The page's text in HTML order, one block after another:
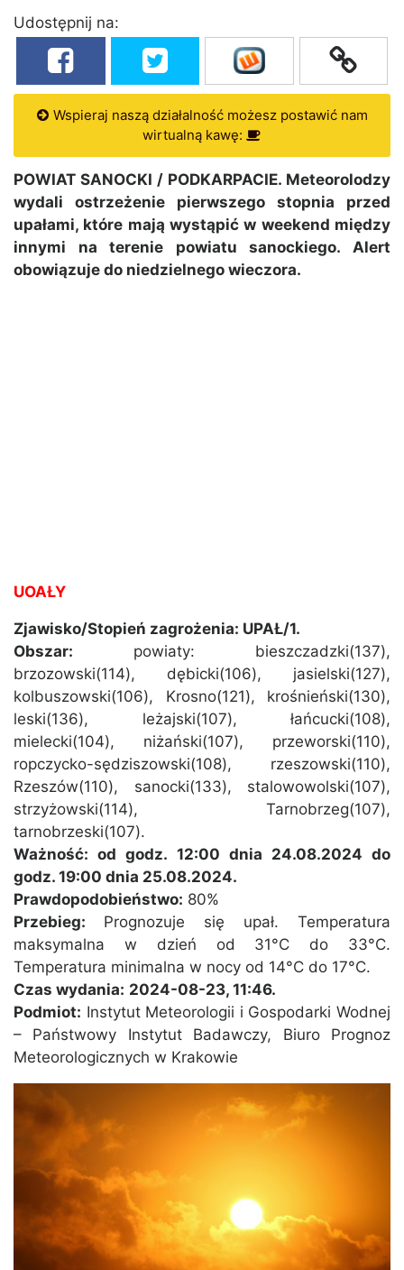
Udostępnij na:
Wspieraj naszą działalność możesz postawić nam
wirtualną kawę:
POWIAT SANOCKI / PODKARPACIE. Meteorolodzy
wydali ostrzeżenie pierwszego stopnia przed
upałami, które mają wystąpić w weekend między
innymi na terenie powiatu sanockiego. Alert
obowiązuje do niedzielnego wieczora.
UOAŁY
Zjawisko/Stopień zagrożenia: UPAŁ/1.
Obszar: powiaty: bieszczadzki(137),
brzozowski(114), dębicki(106), jasielski(127),
kolbuszowski(106), Krosno(121), krośnieński(130),
leski(136), leżajski(107), łańcucki(108),
mielecki(104), niżański(107), przeworski(110),
ropczycko-sędziszowski(108), rzeszowski(110),
Rzeszów(110), sanocki(133), stalowowolski(107),
strzyżowski(114), Tarnobrzeg(107),
tarnobrzeski(107).
Ważność: od godz. 12:00 dnia 24.08.2024 do
godz. 19:00 dnia 25.08.2024.
Prawdopodobieństwo: 80%
Przebieg: Prognozuje się upał. Temperatura
maksymalna w dzień od 31°C do 33°C.
Temperatura minimalna w nocy od 14°C do 17°C.
Czas wydania: 2024-08-23, 11:46.
Podmiot: Instytut Meteorologii i Gospodarki Wodnej
– Państwowy Instytut Badawczy, Biuro Prognoz
Meteorologicznych w Krakowie